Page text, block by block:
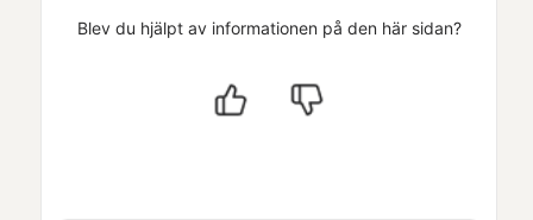
Blev du hjälpt av informationen på den här sidan?